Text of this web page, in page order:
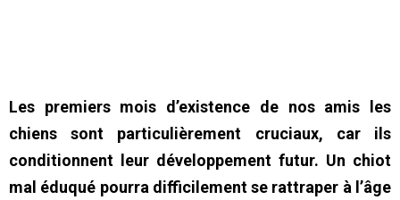
Les premiers mois d’existence de nos amis les
chiens sont particulièrement cruciaux, car ils
conditionnent leur développement futur. Un chiot
mal éduqué pourra difficilement se rattraper à l’âge